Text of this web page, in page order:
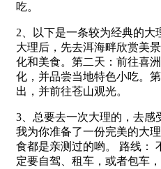
吃。
2、以下是一条较为经典的大
大理后，先去洱海畔欣赏美
化和美食。第二天：前往喜
化，并品尝当地特色小吃。
出，并前往苍山观光。
3、总要去一次大理的，去感
我为你准备了一份完美的大
食都是亲测过的哟。 路线：
定要自驾、租车，或者包车